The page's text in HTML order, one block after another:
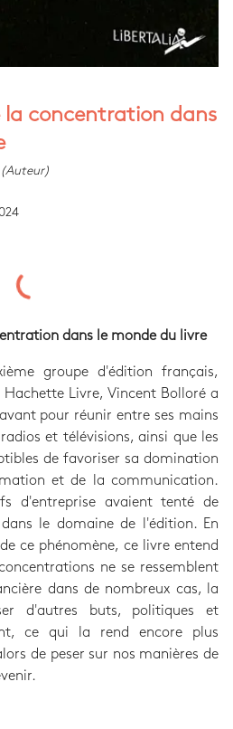
la concentration dans
(Auteur)
dans le monde du livre
groupe d'édition français,
Livre, Vincent Bolloré a
pour réunir entre ses mains
et télévisions, ainsi que les
de favoriser sa domination
et de la communication.
d'entreprise avaient tenté de
le domaine de l'édition. En
ce phénomène, ce livre entend
ne se ressemblent
dans de nombreux cas, la
d'autres buts, politiques et
ce qui la rend encore plus
de peser sur nos manières de